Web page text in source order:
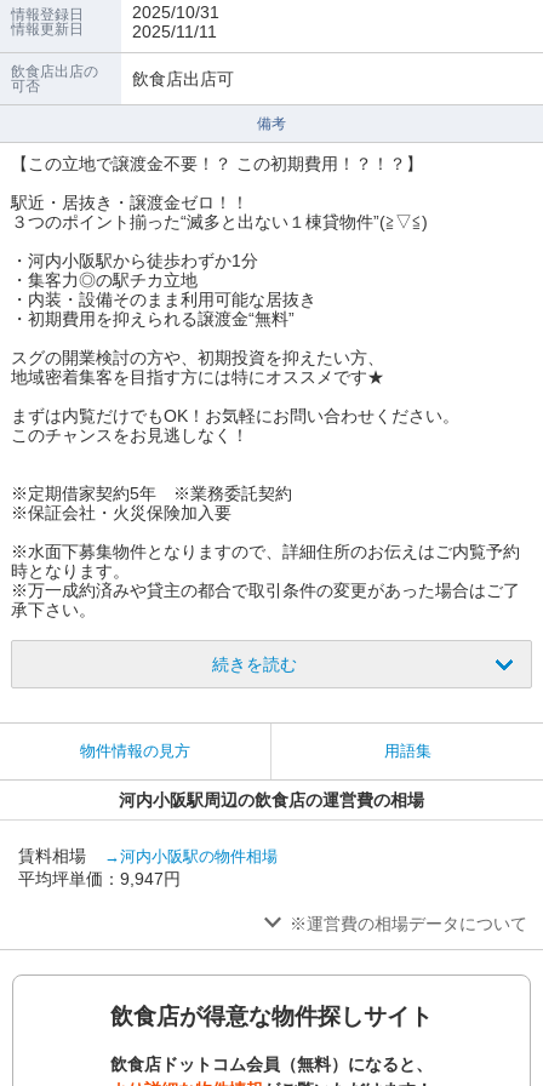
情報登録日
情報更新日
2025/10/31
2025/11/11
飲食店出店の
可否
飲食店出店可
備考
【この立地で譲渡金不要！？ この初期費用！？！？】
駅近・居抜き・譲渡金ゼロ！！
３つのポイント揃った“滅多と出ない１棟貸物件”(≧▽≦)
・河内小阪駅から徒歩わずか1分
・集客力◎の駅チカ立地
・内装・設備そのまま利用可能な居抜き
・初期費用を抑えられる譲渡金“無料”
スグの開業検討の方や、初期投資を抑えたい方、
地域密着集客を目指す方には特にオススメです★
まずは内覧だけでもOK！お気軽にお問い合わせください。
このチャンスをお見逃しなく！
※定期借家契約5年 ※業務委託契約
※保証会社・火災保険加入要
※水面下募集物件となりますので、詳細住所のお伝えはご内覧予約
時となります。
※万一成約済みや貸主の都合で取引条件の変更があった場合はご了
承下さい。
続きを読む
物件情報の見方 用語集
河内小阪駅周辺の飲食店の運営費の相場
賃料相場 →河内小阪駅の物件相場
平均坪単価：9,947円
※運営費の相場データについて
飲食店が得意な物件探しサイト
飲食店ドットコム会員（無料）になると、